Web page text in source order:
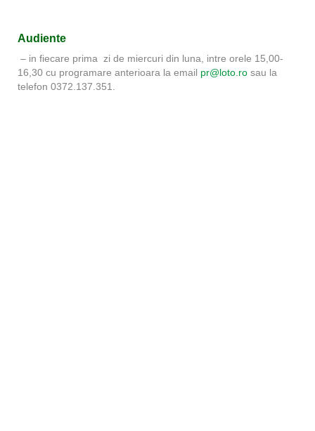
Audiente
– in fiecare prima zi de miercuri din luna, intre orele 15,00-
16,30 cu programare anterioara la email pr@loto.ro sau la
telefon 0372.137.351.